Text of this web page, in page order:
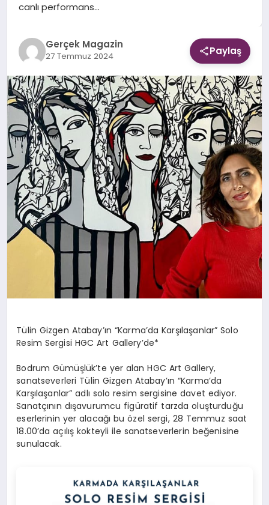
canlı performans…
Gerçek Magazin
27 Temmuz 2024 Paylaş
Tülin Gizgen Atabay’ın “Karma’da Karşılaşanlar” Solo
Resim Sergisi HGC Art Gallery’de*
Bodrum Gümüşlük’te yer alan HGC Art Gallery,
sanatseverleri Tülin Gizgen Atabay’ın “Karma’da
Karşılaşanlar” adlı solo resim sergisine davet ediyor.
Sanatçının dışavurumcu figüratif tarzda oluşturduğu
eserlerinin yer alacağı bu özel sergi, 28 Temmuz saat
18.00’da açılış kokteyli ile sanatseverlerin beğenisine
sunulacak.